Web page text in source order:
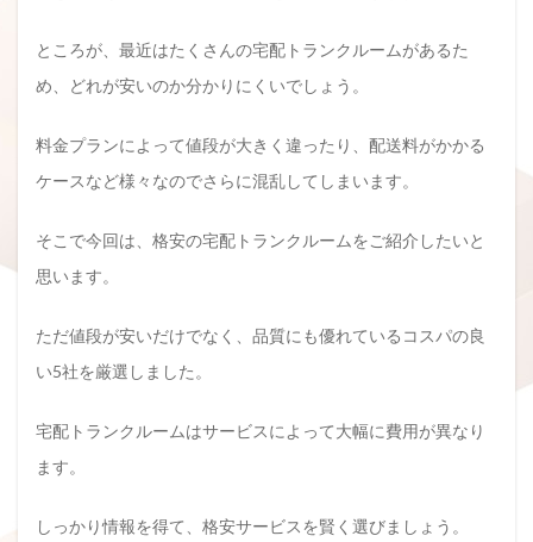
ところが、最近はたくさんの宅配トランクルームがあるた
め、どれが安いのか分かりにくいでしょう。
料金プランによって値段が大きく違ったり、配送料がかかる
ケースなど様々なのでさらに混乱してしまいます。
そこで今回は、格安の宅配トランクルームをご紹介したいと
思います。
ただ値段が安いだけでなく、品質にも優れているコスパの良
い5社を厳選しました。
宅配トランクルームはサービスによって大幅に費用が異なり
ます。
しっかり情報を得て、格安サービスを賢く選びましょう。